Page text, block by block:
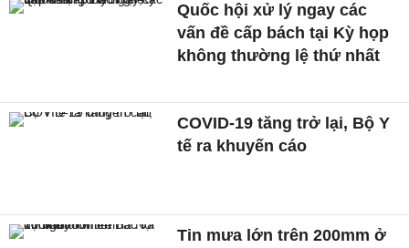
Quốc hội xử lý ngay các
vấn đề cấp bách tại Kỳ họp
không thường lệ thứ nhất
COVID-19 tăng trở lại, Bộ Y
tế ra khuyến cáo
Tin mưa lớn trên 200mm ở